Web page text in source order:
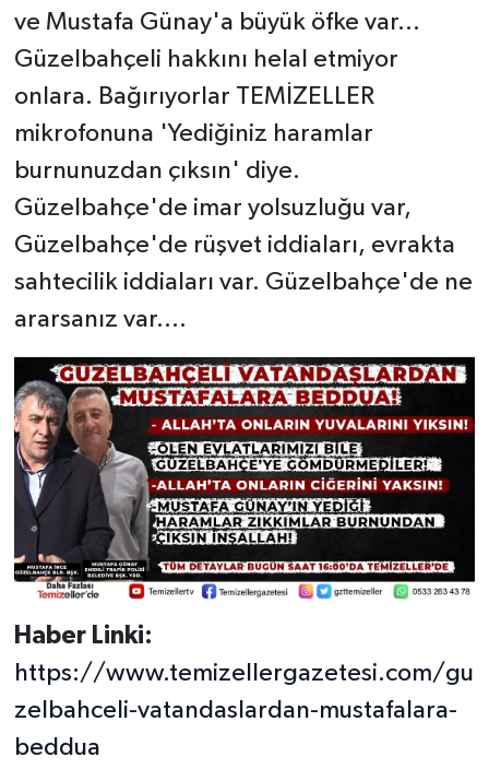
ve Mustafa Günay'a büyük öfke var...
Güzelbahçeli hakkını helal etmiyor
onlara. Bağırıyorlar TEMİZELLER
mikrofonuna 'Yediğiniz haramlar
burnunuzdan çıksın' diye.
Güzelbahçe'de imar yolsuzluğu var,
Güzelbahçe'de rüşvet iddiaları, evrakta
sahtecilik iddiaları var. Güzelbahçe'de ne
ararsanız var....
Haber Linki:
https://www.temizellergazetesi.com/gu
zelbahceli-vatandaslardan-mustafalara-
beddua